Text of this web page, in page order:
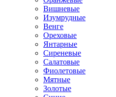
Вишневые
Изумрудные
Венге
Ореховые
Янтарные
Сиреневые
Салатовые
Фиолетовые
Мятные
Золотые